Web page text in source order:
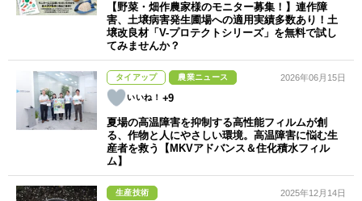
【野菜・畑作農家様のモニター募集！】連作障
害、土壌病害発生圃場への適用実績多数あり！土
壌改良材「V-プロテクトシリーズ」を無料で試し
てみませんか？
タイアップ 農業ニュース
+9
2026年06月15日
夏場の高温障害を抑制する高性能フィルムが創
る、作物と人にやさしい環境。高温障害に悩む生
産者を救う【MKVアドバンス＆住化積水フィル
ム】
生産技術 2025年12月14日